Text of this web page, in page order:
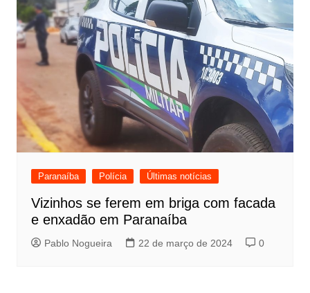
Paranaíba Polícia Últimas notícias
Vizinhos se ferem em briga com facada
e enxadão em Paranaíba
Pablo Nogueira 22 de março de 2024 0